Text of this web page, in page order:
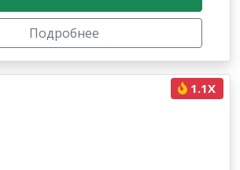
Подробнее
1.1X